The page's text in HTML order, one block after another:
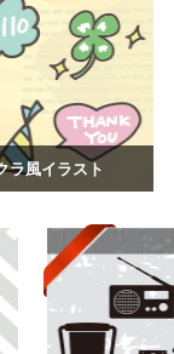
ラ風イラスト